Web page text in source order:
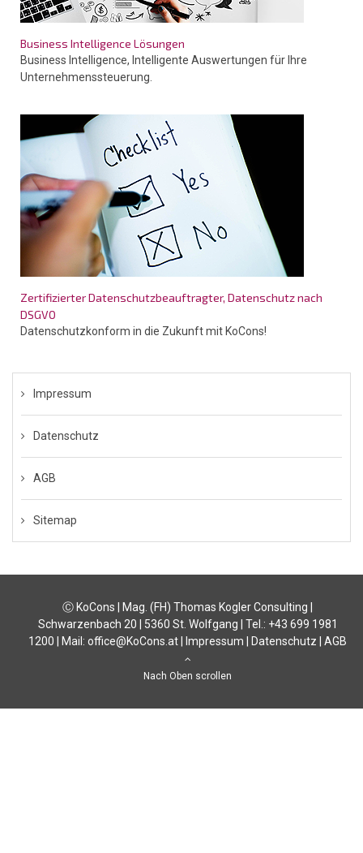
Business Intelligence Lösungen
Business Intelligence, Intelligente Auswertungen für Ihre
Unternehmenssteuerung.
Zertifizierter Datenschutzbeauftragter, Datenschutz nach
DSGVO
Datenschutzkonform in die Zukunft mit KoCons!
Impressum
Datenschutz
AGB
Sitemap
Ⓒ KoCons | Mag. (FH) Thomas Kogler Consulting |
Schwarzenbach 20 | 5360 St. Wolfgang | Tel.: +43 699 1981
1200 | Mail: office@KoCons.at Impressum Datenschutz AGB
Nach Oben scrollen